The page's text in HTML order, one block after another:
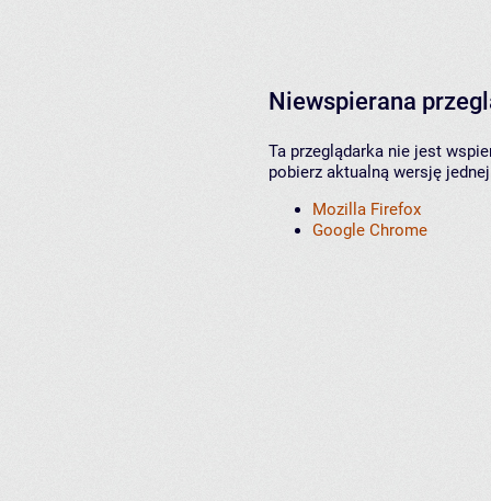
Niewspierana
Ta przeglądarka nie jest
pobierz aktualną wersję
Mozilla Firefox
Google Chrome